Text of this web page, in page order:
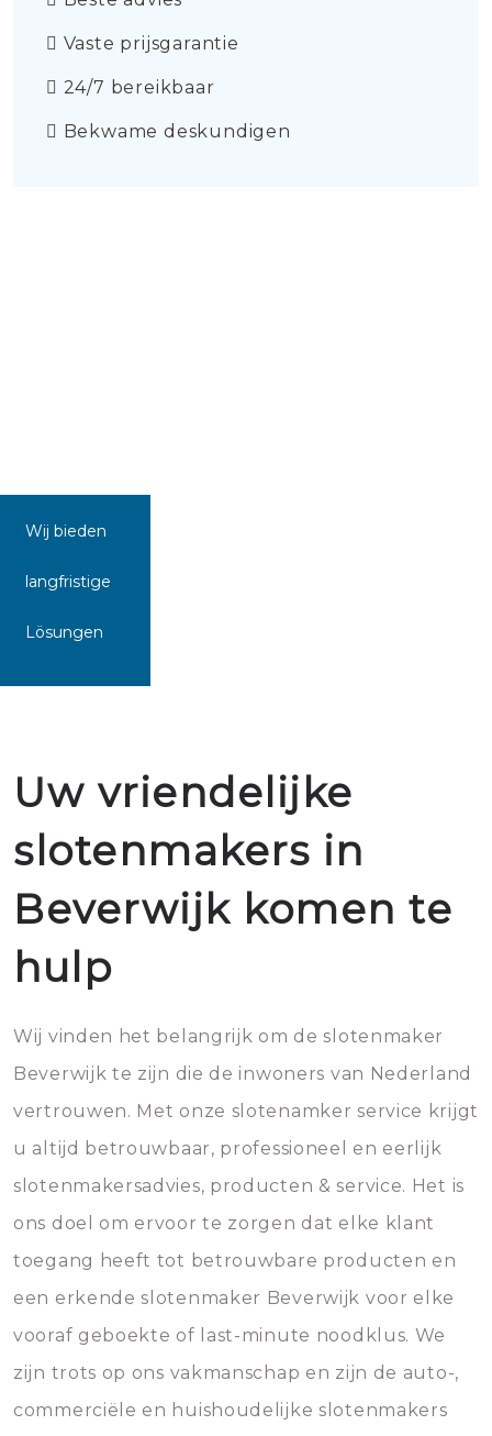
Vaste prijsgarantie
24/7 bereikbaar
Bekwame deskundigen
Wij bieden
langfristige
Lösungen
Uw vriendelijke
slotenmakers in
Beverwijk komen te
hulp
Wij vinden het belangrijk om de slotenmaker
Beverwijk te zijn die de inwoners van Nederland
vertrouwen. Met onze slotenamker service krijgt
u altijd betrouwbaar, professioneel en eerlijk
slotenmakersadvies, producten & service. Het is
ons doel om ervoor te zorgen dat elke klant
toegang heeft tot betrouwbare producten en
een erkende slotenmaker Beverwijk voor elke
vooraf geboekte of last-minute noodklus. We
zijn trots op ons vakmanschap en zijn de auto-,
commerciële en huishoudelijke slotenmakers